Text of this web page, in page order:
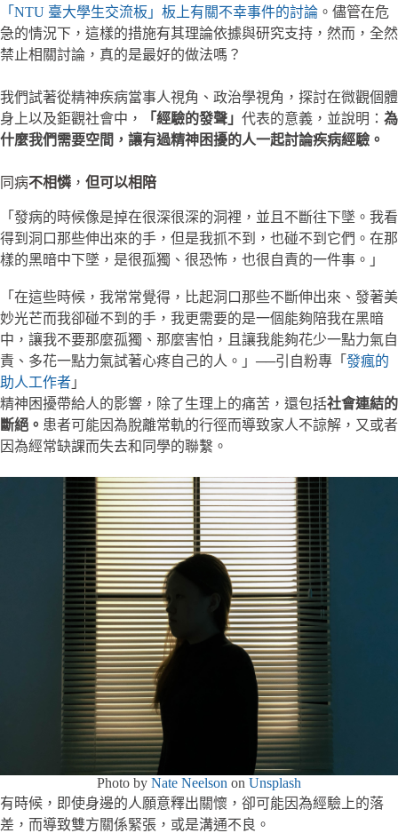
「NTU 臺大學生交流板」板上有關不幸事件的討論 。儘管在危
急的情況下，這樣的措施有其理論依據與研究支持，然而，全然
禁止相關討論，真的是最好的做法嗎？
我們試著從精神疾病當事人視角、政治學視角，探討在微觀個體
身上以及鉅觀社會中，
「經驗的發聲」 代表的意義，並說明： 為
什麼我們需要空間，讓有過精神困擾的人一起討論疾病經驗。
同病不相憐 ， 但可以相陪
「發病的時候像是掉在很深很深的洞裡，並且不斷往下墜。我看
得到洞口那些伸出來的手，但是我抓不到，也碰不到它們。在那
樣的黑暗中下墜，是很孤獨、很恐怖，也很自責的一件事。」
「在這些時候，我常常覺得，比起洞口那些不斷伸出來、發著美
妙光芒而我卻碰不到的手，我更需要的是一個能夠陪我在黑暗
中，讓我不要那麼孤獨、那麼害怕，且讓我能夠花少一點力氣自
責、多花一點力氣試著心疼自己的人。」 ──引自粉專「 發瘋的
助人工作者 」
精神困擾帶給人的影響，除了生理上的痛苦，還包括社會連結的
斷絕。 患者可能因為脫離常軌的行徑而導致家人不諒解，又或者
因為經常缺課而失去和同學的聯繫。
Photo by Nate Neelson on Unsplash
有時候，即使身邊的人願意釋出關懷，卻可能因為經驗上的落
差，而導致雙方關係緊張，或是溝通不良。